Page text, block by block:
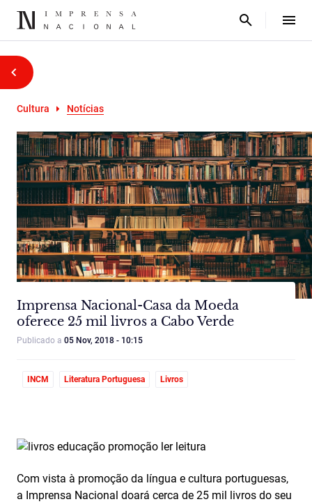
Cultura Notícias
Imprensa Nacional-Casa da Moeda
oferece 25 mil livros a Cabo Verde
Publicado a 05 Nov, 2018 - 10:15
INCM Literatura Portuguesa Livros
Com vista à promoção da língua e cultura portuguesas,
a Imprensa Nacional doará cerca de 25 mil livros do seu